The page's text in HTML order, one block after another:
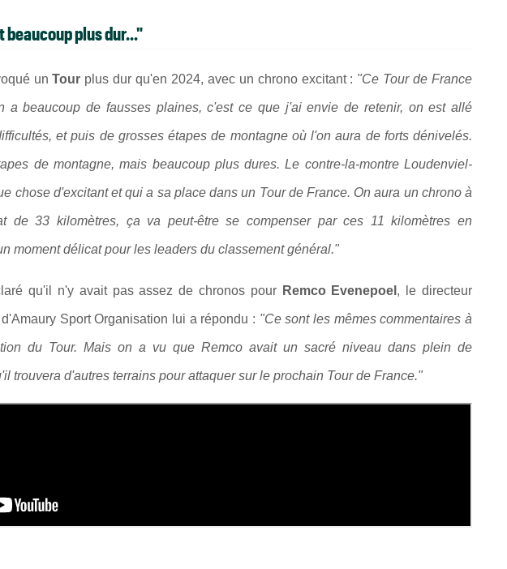
beaucoup plus dur..."
unTour plus dur qu'en 2024, avec un chrono excitant : "Ce Tour de France
a beaucoup de fausses plaines, c'est ce que j'ai envie de retenir, on est allé
et puis de grosses étapes de montagne où l'on aura de forts dénivelés.
de montagne, mais beaucoup plus dures. Le contre-la-montre Loudenviel-
chose d'excitant et qui a sa place dans un Tour de France. On aura un chrono à
de 33 kilomètres, ça va peut-être se compenser par ces 11 kilomètres en
moment délicat pour les leaders du classement général."
qu'il n'y avait pas assez de chronos pour Remco Evenepoel , le directeur
Sport Organisation lui a répondu : "Ce sont les mêmes commentaires à
du Tour. Mais on a vu que Remco avait un sacré niveau dans plein de
trouvera d'autres terrains pour attaquer sur le prochain Tour de France."